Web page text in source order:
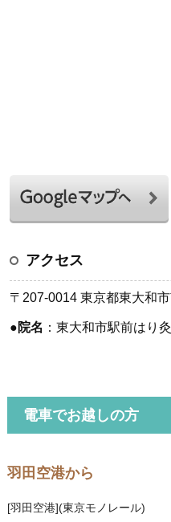
アクセス
〒207-0014 東京都東大和
●院名 ：東大和市駅前はり
電車でお越しの方
羽田空港から
[羽田空港](東京モノレール)